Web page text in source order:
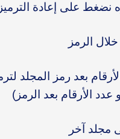
نضغط على إعادة الترميز
الرمز
مجلد آخر